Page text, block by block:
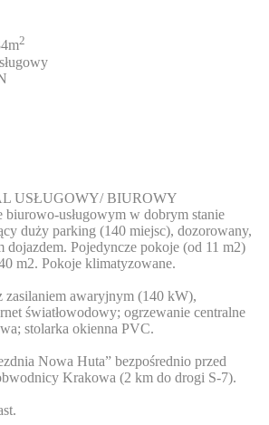
2
USŁUGOWY/ BIUROWY
biurowo-usługowym w dobrym stanie
duży parking (140 miejsc), dozorowany,
dojazdem. Pojedyncze pokoje (od 11 m2)
m2. Pokoje klimatyzowane.
zasilaniem awaryjnym (140 kW),
światłowodowy; ogrzewanie centralne
stolarka okienna PVC.
Nowa Huta” bezpośrednio przed
Krakowa (2 km do drogi S-7).